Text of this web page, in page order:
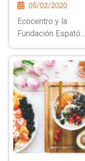
05/02/2020
Ecocentro y la
Fundación Espató...